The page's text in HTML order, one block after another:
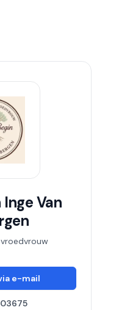
Van
e-mail